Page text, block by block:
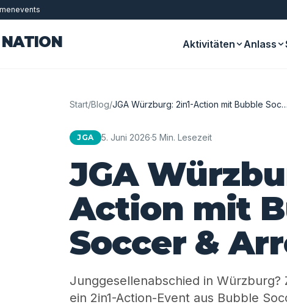
NATION Aktivitäten Anlass
Start/Blog/JGA Würzburg: 2in1-Action mit Bubble Soc…
JGA 5. Juni 2026·5 Min. Lesezeit
JGA
Action mit
Soccer &
Junggesellenabschied in
ein 2in1-Action-Event aus Bubble